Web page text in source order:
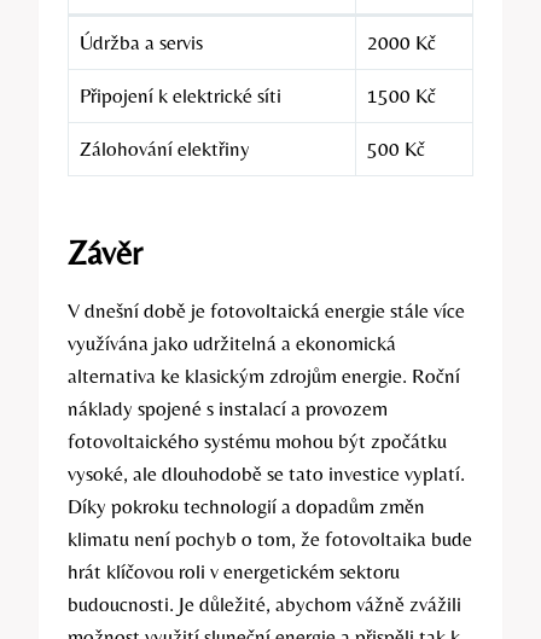
Údržba a servis 2000 Kč
Připojení k elektrické síti 1500 Kč
Zálohování elektřiny 500 Kč
Závěr
V dnešní době je fotovoltaická energie stále více
využívána jako udržitelná a ekonomická
alternativa ke klasickým zdrojům energie. Roční
náklady spojené s instalací a provozem
fotovoltaického systému mohou být zpočátku
vysoké, ale dlouhodobě se tato investice vyplatí.
Díky pokroku technologií a dopadům změn
klimatu není pochyb o tom, že fotovoltaika bude
hrát klíčovou roli v energetickém sektoru
budoucnosti. Je důležité, abychom vážně zvážili